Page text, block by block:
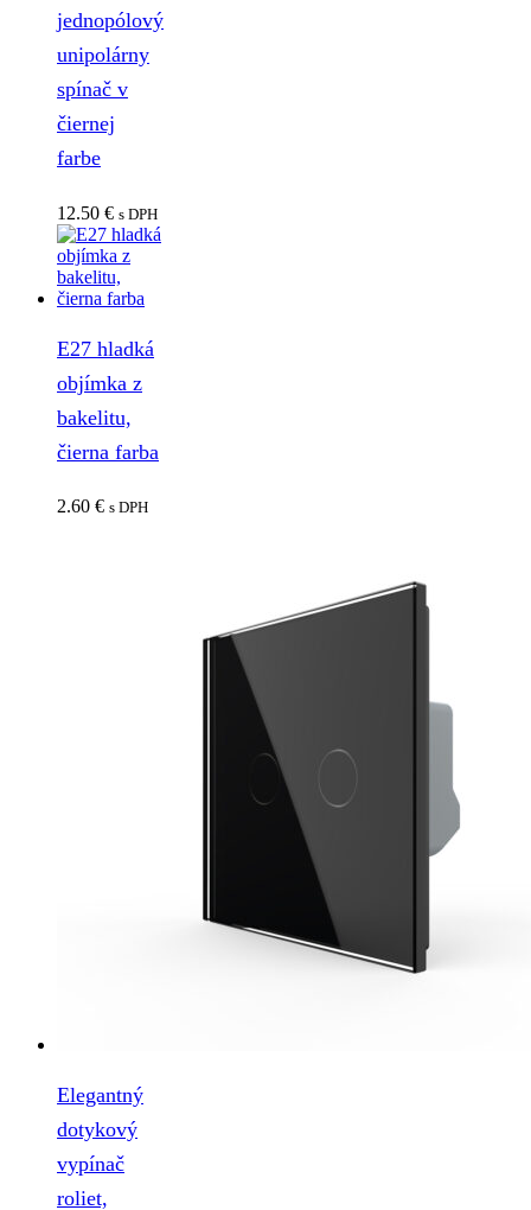
jednopólový
unipolárny
spínač v
čiernej
farbe
12.50 € s DPH
E27 hladká
objímka z
bakelitu,
čierna farba
2.60 € s DPH
Elegantný
dotykový
vypínač
roliet,